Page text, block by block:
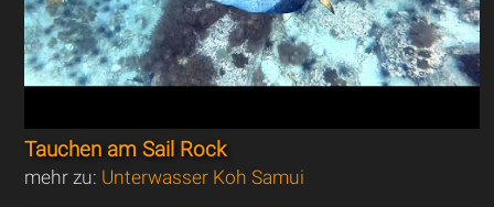
Tauchen am Sail Rock
mehr zu: Unterwasser Koh Samui